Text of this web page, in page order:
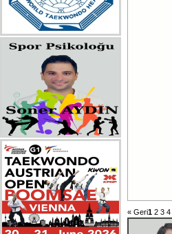
« Geri1 2 3 4